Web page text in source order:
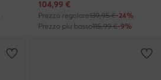
Prezzo attuale
104,99 €
Prezzo regolare139,95 €-24%
Prezzo più basso115,99 €-9%